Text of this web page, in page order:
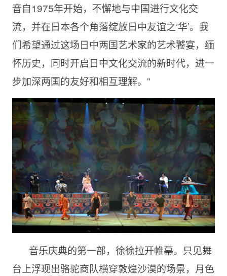
音自1975年开始，不懈地与中国进行文化交
流，并在日本各个角落绽放日中友谊之‘华’。我
们希望通过这场日中两国艺术家的艺术饕宴，缅
怀历史，同时开启日中文化交流的新时代，进一
步加深两国的友好和相互理解。”
音乐庆典的第一部，徐徐拉开帷幕。只见舞
台上浮现出骆驼商队横穿敦煌沙漠的场景，月色